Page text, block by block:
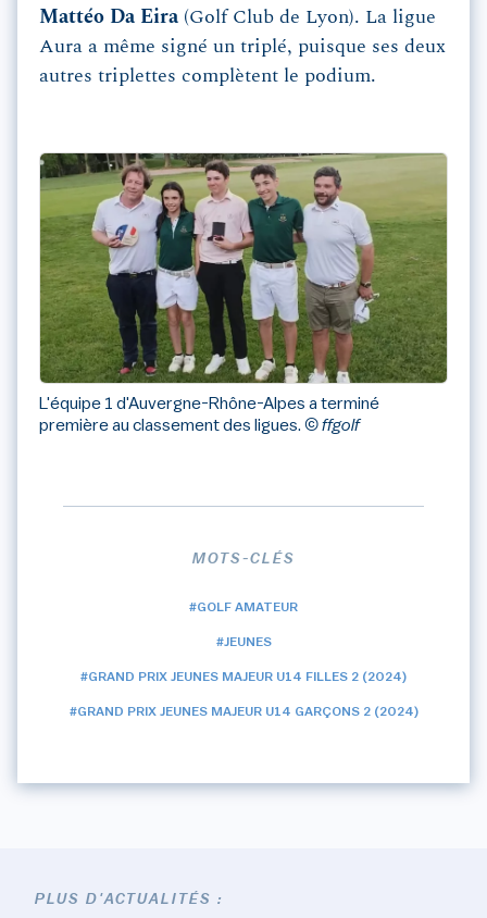
Mattéo Da Eira (Golf Club de Lyon). La ligue
Aura a même signé un triplé, puisque ses deux
autres triplettes complètent le podium.
L'équipe 1 d'Auvergne-Rhône-Alpes a terminé
première au classement des ligues. © ffgolf
MOTS-CLÉS
#GOLF AMATEUR
#JEUNES
#GRAND PRIX JEUNES MAJEUR U14 FILLES 2 (2024)
#GRAND PRIX JEUNES MAJEUR U14 GARÇONS 2 (2024)
PLUS D'ACTUALITÉS :